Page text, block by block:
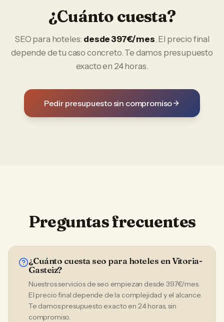
¿Cuánto cuesta?
SEO para hoteles: desde 397€/mes. El precio final
depende de tu caso concreto. Te damos presupuesto
exacto en 24 horas.
Pedir presupuesto sin compromiso
Preguntas frecuentes
¿Cuánto cuesta seo para hoteles en Vitoria-
Gasteiz?
Nuestros servicios de seo empiezan desde 397€/mes.
El precio final depende de la complejidad y el alcance.
Te damos presupuesto exacto en 24 horas, sin
compromiso.